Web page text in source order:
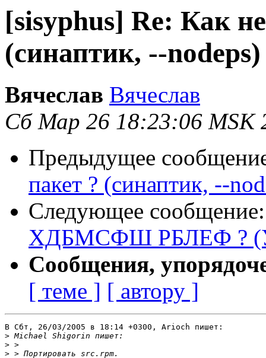
[sisyphus] Re: Как
(синаптик, --nodeps)
Вячеслав Вячеслав
Сб Мар 26 18:23:06 MSK
Предыдущее
пакет ? (синаптик, --
Следующее
ХДБМСФШ РБЛЕФ ?
Сообщения,
[ теме ] [ автору ]
В Сбт, 26/03/2005 в 18:14 +0300, Arioch пишет:
>
>
>